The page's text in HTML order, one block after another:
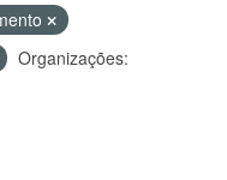
Organizações: